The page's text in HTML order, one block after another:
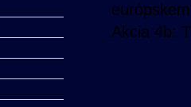
Akcia 4b: